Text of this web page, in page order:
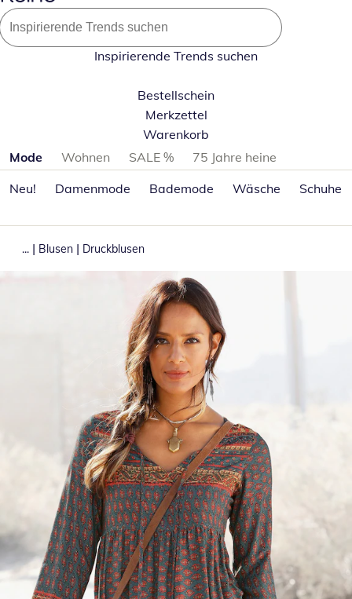
Inspirierende Trends suchen
Bestellschein
Merkzettel
Warenkorb
Produktkategorien überspringen
Mode Wohnen SALE %
75 Jahre heine
Neu!
Damenmode Bademode Wäsche Schuhe
... | Blusen | Druckblusen